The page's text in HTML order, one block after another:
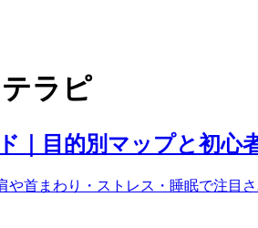
ラピ
｜目的別マップと初心
首まわり・ストレス・睡眠で注